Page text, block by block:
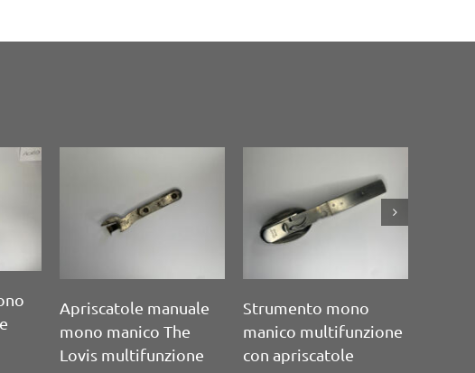
doppio
Jar
Apribarattolo senza
manico Bonny
Apribarattolo mono
manico Universal
Bewalux